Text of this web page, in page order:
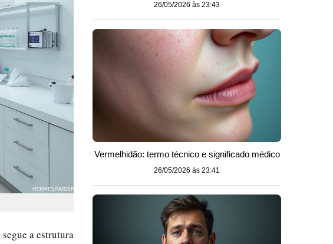
a estrutura
26/05/2026 às 23:43
Vermelhidão: termo técnico e significado médico
26/05/2026 às 23:41